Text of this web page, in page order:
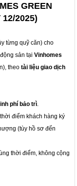
GREEN
2025)
từng quỹ căn) cho
sản tạiVinhomes
theotài liệu giao dịch
phí bảo trì.
điểm khách hàng ký
(tùy hồ sơ đến
thời điểm, không cộng